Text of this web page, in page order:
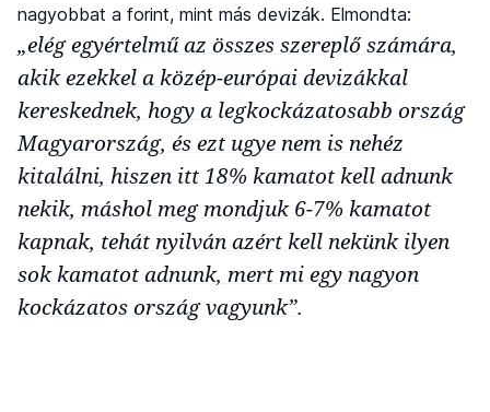
nagyobbat a forint, mint más devizák. Elmondta:
„elég egyértelmű az összes szereplő számára,
akik ezekkel a közép-európai devizákkal
kereskednek, hogy a legkockázatosabb ország
Magyarország, és ezt ugye nem is nehéz
kitalálni, hiszen itt 18% kamatot kell adnunk
nekik, máshol meg mondjuk 6-7% kamatot
kapnak, tehát nyilván azért kell nekünk ilyen
sok kamatot adnunk, mert mi egy nagyon
kockázatos ország vagyunk”.